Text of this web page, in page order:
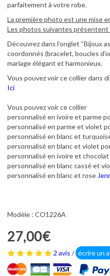
parfaitement à votre robe.
La première photo est une mise
Les photos suivantes présentent
Découvrez dans l’onglet “Bijoux
coordonnés (bracelet, boucles
mariage élégant et harmonieux.
Vous pouvez voir ce collier dans
Ici
Vous pouvez voir ce collier
personnalisé en ivoire et parme
personnalisé en parme et violet
personnalisé en blanc et
personnalisé en blanc et violet
personnalisé en ivoire et chocolat
personnalisé en blanc cassé et
personnalisé en blanc et rose
Modèle : CO1226A
27,00€
2 avis / écrire un